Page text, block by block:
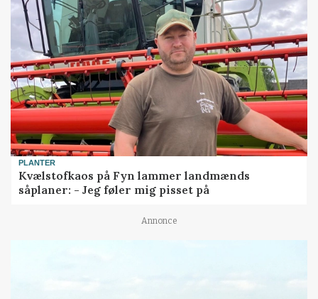
PLANTER
Kvælstofkaos på Fyn lammer landmænds
såplaner: - Jeg føler mig pisset på
Annonce